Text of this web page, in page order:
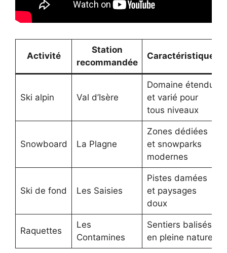
Activité
Station
recommandée
Caractéristique
Ski alpin Val d’Isère
Domaine étendu
et varié pour
tous niveaux
Snowboard La Plagne
Zones dédiées
et snowparks
modernes
Ski de fond Les Saisies
Pistes damées
et paysages
doux
Raquettes
Les
Contamines
Sentiers balisés
en pleine nature